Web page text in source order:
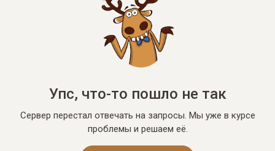
Упс, что-то пошло не так
Сервер перестал отвечать на запросы. Мы уже в курсе
проблемы и решаем её.